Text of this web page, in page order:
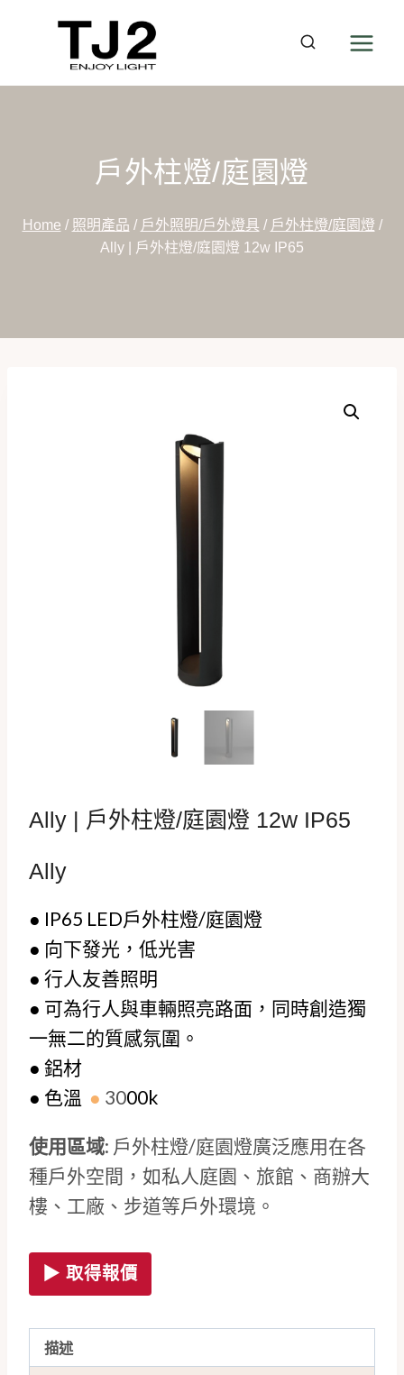
戶外柱燈/庭園燈
Home / 照明產品 / 戶外照明/戶外燈具 / 戶外柱燈/庭園燈 /
Ally | 戶外柱燈/庭園燈 12w IP65
Ally | 戶外柱燈/庭園燈 12w IP65
Ally
● IP65 LED戶外柱燈/庭園燈
● 向下發光，低光害
● 行人友善照明
● 可為行人與車輛照亮路面，同時創造獨
一無二的質感氛圍。
● 鋁材
● 色溫 ● 3000k
使用區域: 戶外柱燈/庭園燈廣泛應用在各
種戶外空間，如私人庭園、旅館、商辦大
樓、工廠、步道等戶外環境。
▶ 取得報價
描述